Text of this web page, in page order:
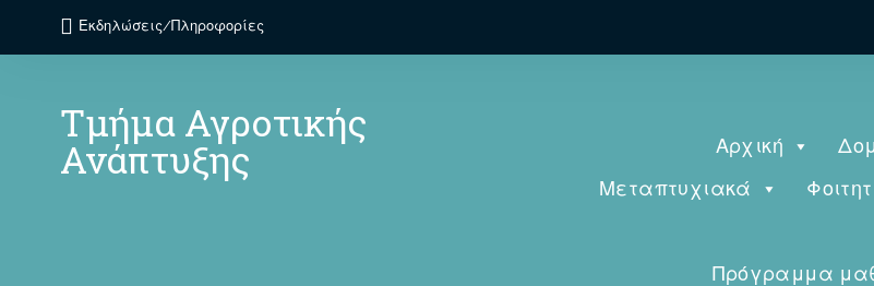
Εκδηλώσεις/Πληροφορίες
Τμήμα Αγροτικής
Ανάπτυξης Αρχική
Μεταπτυχιακά
Πρόγραμμα